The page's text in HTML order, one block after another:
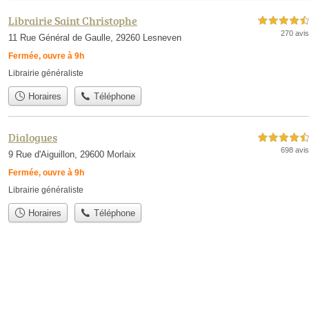
Librairie Saint Christophe
11 Rue Général de Gaulle, 29260 Lesneven
Fermée, ouvre à 9h
4,5 étoiles sur 5
270 avis
Librairie généraliste
Horaires Téléphone
Dialogues
9 Rue d'Aiguillon, 29600 Morlaix
Fermée, ouvre à 9h
4,5 étoiles sur 5
698 avis
Librairie généraliste
Horaires Téléphone